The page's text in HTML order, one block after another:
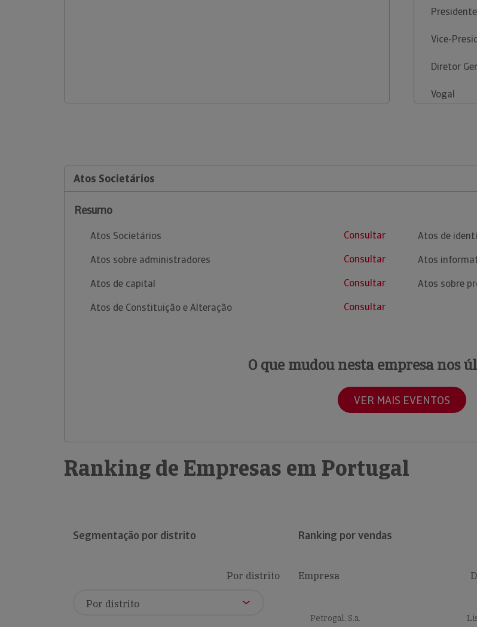
Presidente
Vice-
Diretor
Vogal
Atos Societários
Resumo
Atos Societários
Consultar
Atos sobre administradores
Consultar
Atos de capital
Consultar
Atos de Constituição e Alteração
Consultar
Atos de
Atos
Atos sobre
O que mudou nesta empresa nos
VER MAIS EVENTOS
Ranking de Empresas em Portugal
Segmentação por distrito
Por distrito
Ranking por vendas
Empresa
Petrogal, S.a.